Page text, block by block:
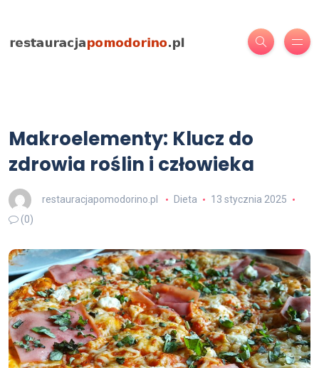
Makroelementy: Klucz do
zdrowia roślin i człowieka
restauracjapomodorino.pl Dieta
13 stycznia 2025
(0)